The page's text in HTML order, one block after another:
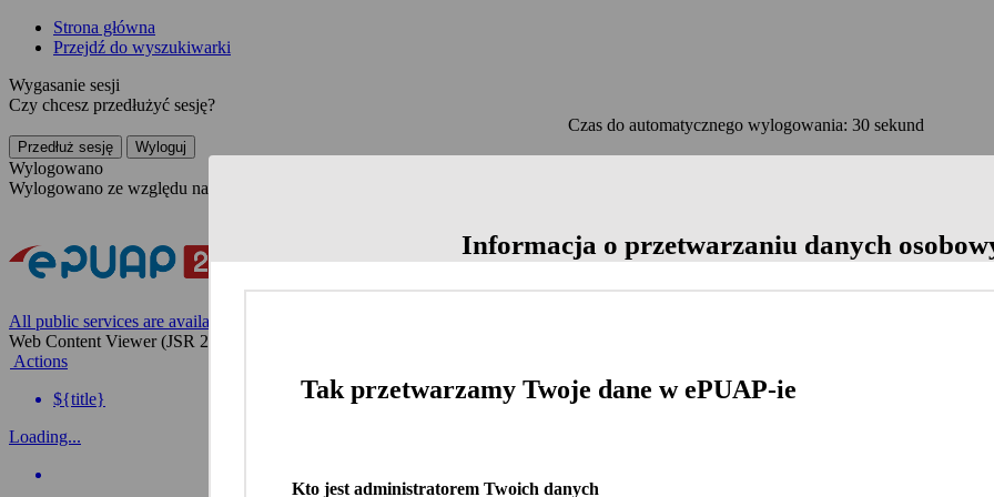
Strona główna
Przejdź do wyszukiwarki
Wygasanie sesji
Czy chcesz przedłużyć sesję?
Czas do automatycznego wylogowania: 30 sekund
Przedłuż sesję Wyloguj
Wylogowano
Wylogowano ze względu na nieaktywność
All public services are available on the Polish website
Informacja o przetwarzaniu danych
Tak przetwarzamy Twoje dane w ePUAP-ie
Kto jest administratorem Twoich danych
Web Content Viewer (JSR 286)
Actions
${title}
Loading...